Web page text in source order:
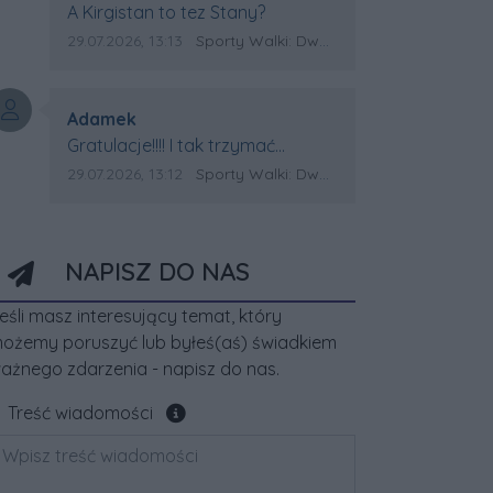
Treść komentarza:
A Kirgistan to tez Stany?
Data dodania komentarza:
29.07.2026, 13:13 Źródło komentarza:
Sporty Walki: Dwa medale za oceanem
Autor komentarza:
Adamek
Treść komentarza:
Gratulacje!!!! I tak trzymać
Kirgistan czeka na powtórkę z
Data dodania komentarza:
29.07.2026, 13:12 Źródło komentarza:
Sporty Walki: Dwa medale za oceanem
NAPISZ DO NAS
masz interesujący temat, który
poruszyć lub byłeś(aś) świadkiem
zdarzenia - napisz do nas.
Treść wiadomości
Pole wymagane